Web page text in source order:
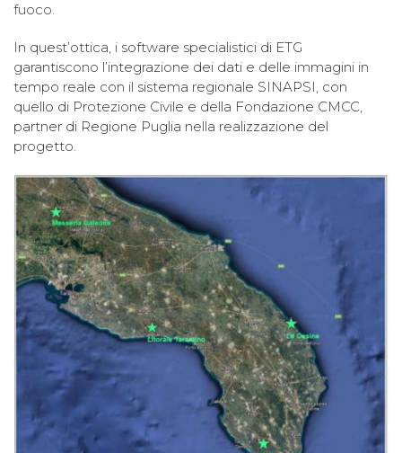
fuoco.
In quest’ottica, i software specialistici di ETG
garantiscono l’integrazione dei dati e delle immagini in
tempo reale con il sistema regionale SINAPSI, con
quello di Protezione Civile e della Fondazione CMCC,
partner di Regione Puglia nella realizzazione del
progetto.